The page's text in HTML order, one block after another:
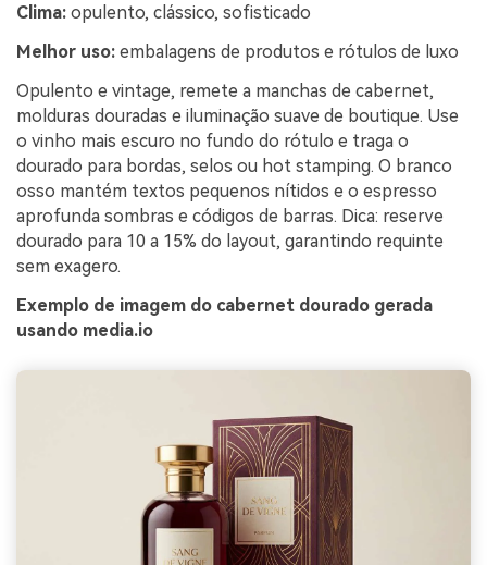
Clima: opulento, clássico, sofisticado
Melhor uso: embalagens de produtos e rótulos de luxo
Opulento e vintage, remete a manchas de cabernet,
molduras douradas e iluminação suave de boutique. Use
o vinho mais escuro no fundo do rótulo e traga o
dourado para bordas, selos ou hot stamping. O branco
osso mantém textos pequenos nítidos e o espresso
aprofunda sombras e códigos de barras. Dica: reserve
dourado para 10 a 15% do layout, garantindo requinte
sem exagero.
Exemplo de imagem do cabernet dourado gerada
usando media.io